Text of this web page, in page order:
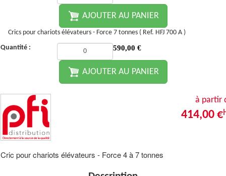
AJOUTER AU PANIER
Crics pour chariots élévateurs - Force 7 tonnes ( Ref. HFJ 700 A )
Quantité :
590,00 €
AJOUTER AU PANIER
à partir
414,00 €
Cric pour chariots élévateurs - Force 4 à 7 tonnes